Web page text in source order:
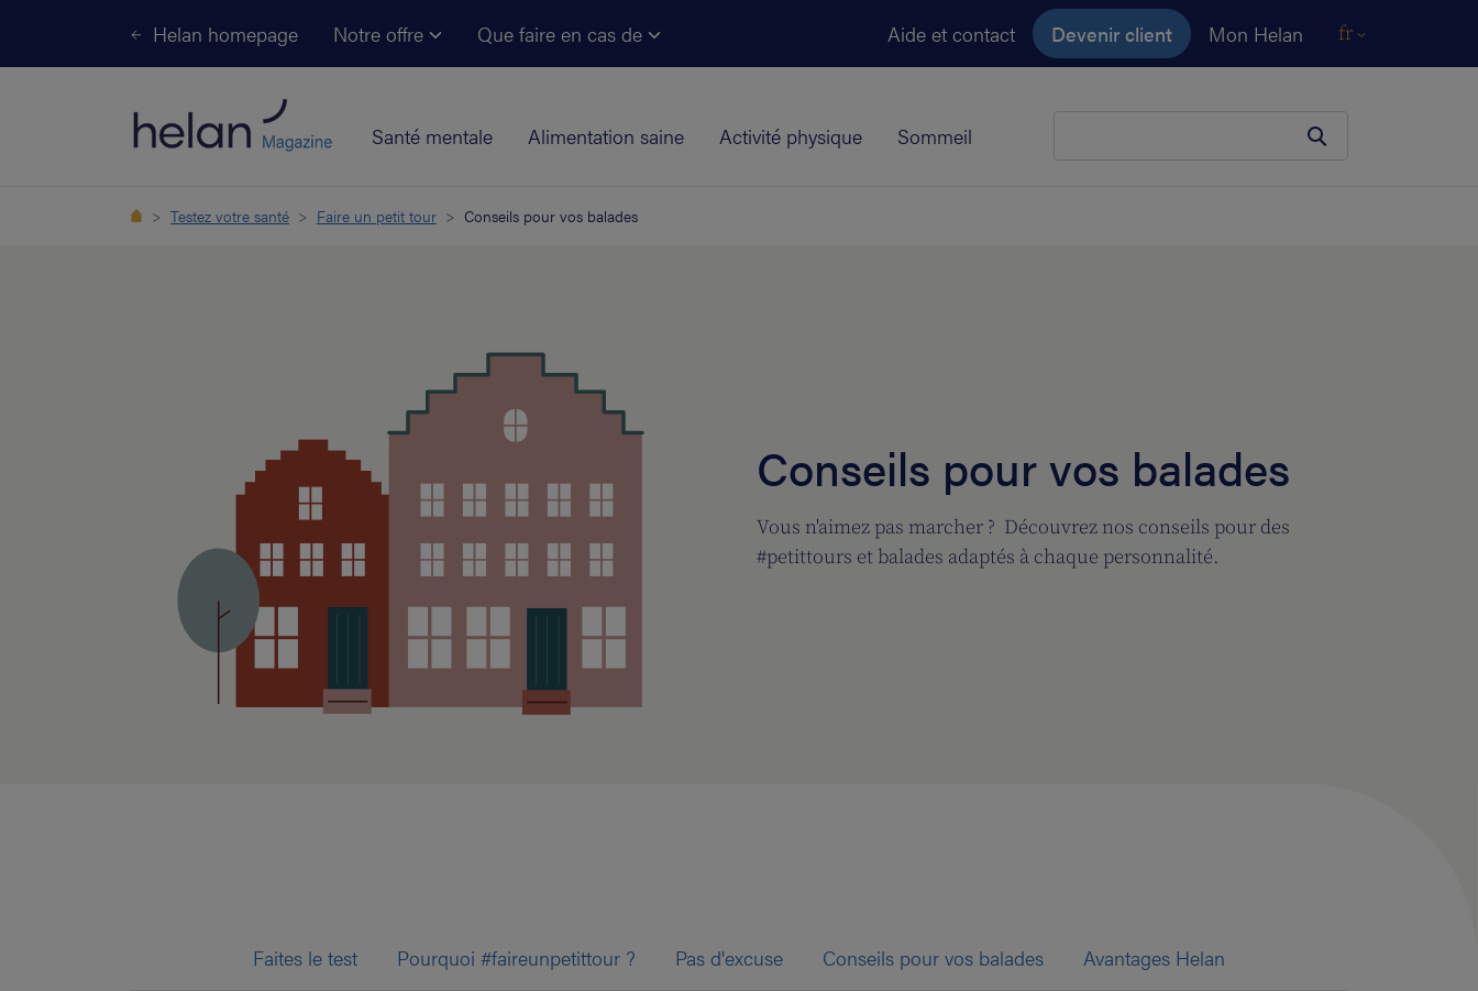
Helan homepage Notre offre Que faire en cas de Aide et contact Devenir client Mon Helan fr
Santé mentale Alimentation saine Activité physique Sommeil
Testez votre santé Faire un petit tour Conseils pour vos balades
Conseils pour vos balades
Vous n'aimez pas marcher ? Découvrez nos conseils pour des
#petittours et balades adaptés à chaque personnalité.
Faites le test Pourquoi #faireunpetittour ? Pas d'excuse Conseils pour vos balades Avantages Helan